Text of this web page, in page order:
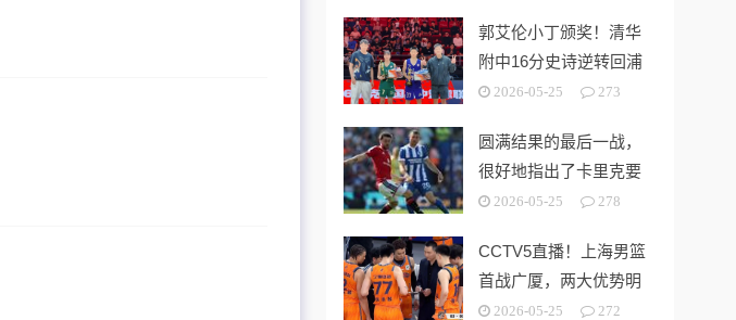
郭艾伦小丁颁奖！清华
附中16分史诗逆转回浦
中学 时隔5年夺第15冠
2026-05-25 273
圆满结果的最后一战，
很好地指出了卡里克要
解决的终极问题
2026-05-25 278
CCTV5直播！上海男篮
首战广厦，两大优势明
显，孙铭徽带伤出战！
2026-05-25 272